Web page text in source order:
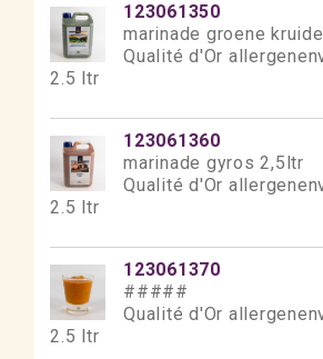
123061350
marinade groene
Qualité d'Or
2.5 ltr
123061360
marinade gyros 2,5ltr
Qualité d'Or
2.5 ltr
123061370
#####
Qualité d'Or
2.5 ltr